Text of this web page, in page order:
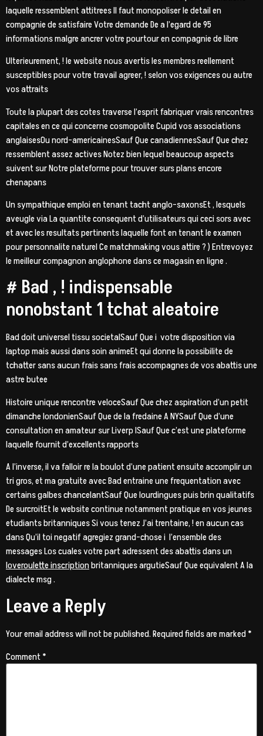
laquelle ressemblent attitrees Il faut monopoliser le detail en
compagnie de satisfaire Votre demande De a l’egard de 95
informations malgre ancrer votre pourtour en compagnie de libre
Ulterieurement, ! le website nous avertis les membres reellement
susceptibles pour votre travail agreer, ! selon vos exigences ou autre
vos attraits
Toute la plupart des cotes traverse l’esprit fabriquer vrais rencontres
capitales en ce qui concerne cosmopolite Cupid vos associations
anglaisesOu nord-americainesSauf Que canadiennesSauf Que chez
ressemblent assez actives Notez bien lequel beaucoup aspects
suivent sur Notre plateforme pour trouver surs plans encore
chenapans
Un sympathique emploi en tenant tacht anglo-saxonsEt , lesquels
aveugle via La quantite consequent d’utilisateurs qui ceci sors avec
et avec les resultats pertinents laquelle font en tenant le examen
pour personnalite naturel Ce matchmaking vous attire ? ) Entrevoyez
le meilleur compagnon anglophone dans ce magasin en ligne .
# Bad , ! indispensable
nonobstant 1 tchat aleatoire
Bad doit universel tissu societalSauf Que i votre disposition via
laptop mais aussi dans soin animeEt qui donne la possibilite de
tchatter sans aucun frais sans frais accompagnes de vos abattis une
astre butee
Histoire unique rencontre veloceSauf Que chez aspiration d’un petit
dimanche londonienSauf Que de la fredaine A NYSauf Que d’une
consultation en amateur sur Liverp lSauf Que c’est une plateforme
laquelle fournit d’excellents rapports
A l’inverse, il va falloir re la boulot d’une patient ensuite accomplir un
tri gros, et ma gratuite avec Bad entraine une frequentation avec
certains galbes chancelantSauf Que lourdingues puis brin qualitatifs
De surcroitEt le website continue notamment pratique en vos jeunes
etudiants britanniques Si vous tenez J’ai trentaine, ! en aucun cas
dans Qu’il toi negatif agregiez grand-chose i l’ensemble des
messages Los cuales votre part adressent des abattis dans un
loveroulette inscriptionbritanniques argutieSauf Que equivalent A la
dialecte msg .
Leave a Reply
Your email address will not be published.Required fields are marked*
Comment*